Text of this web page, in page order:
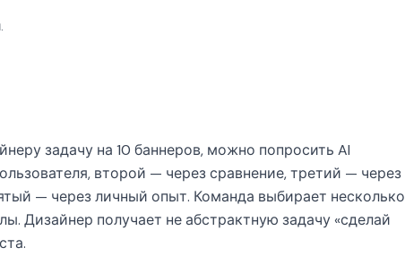
задачу на 10 баннеров, можно попросить AI
второй — через сравнение, третий — через
— через личный опыт. Команда выбирает несколько
Дизайнер получает не абстрактную задачу «сделай